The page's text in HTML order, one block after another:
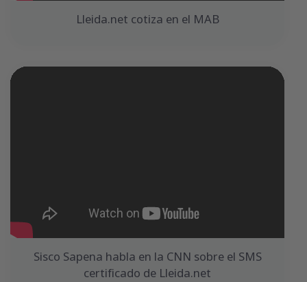
Lleida.net cotiza en el MAB
Sisco Sapena habla en la CNN sobre el SMS
certificado de Lleida.net